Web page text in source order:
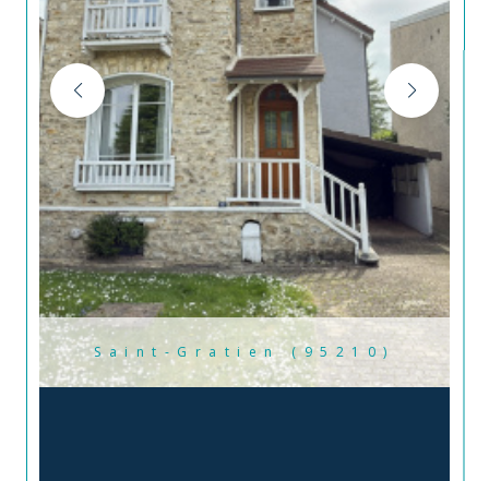
Saint-Gratien (95210)